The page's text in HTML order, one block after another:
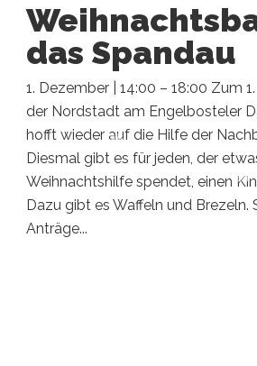
das Spandau
1. Dezember | 14:00 – 18:00 Zum
der Nordstadt am Engelbosteler
hofft wieder auf die Hilfe der
Diesmal gibt es für jeden, der
Weihnachtshilfe spendet, einen
Dazu gibt es Waffeln und
Anträge...